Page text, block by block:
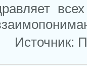
Источник: